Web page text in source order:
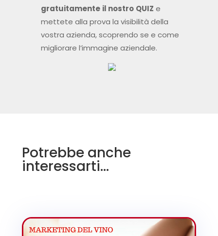
gratuitamente il nostro QUIZ e
mettete alla prova la visibilità della
vostra azienda, scoprendo se e come
migliorare l’immagine aziendale.
Potrebbe anche
interessarti…